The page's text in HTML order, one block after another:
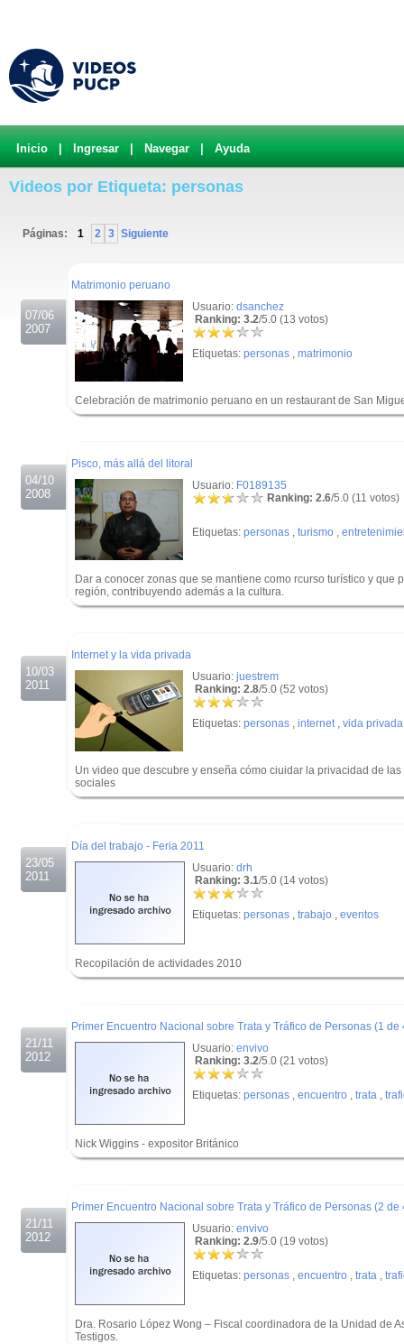
Inicio Ingresar Navegar Ayuda
Videos por Etiqueta: personas
Páginas: 1 2 3 Siguiente
07/06
2007
Matrimonio peruano
Usuario: dsanchez
Ranking: 3.2/5.0 (13 votos)
Etiquetas: personas , matrimonio
Celebración de matrimonio peruano en un restaurant de San
04/10
2008
Pisco, más allá del litoral
Usuario: F0189135
Ranking: 2.6/5.0 (11 votos)
Etiquetas: personas , turismo ,
Dar a conocer zonas que se mantiene como rcurso turístico y que
región, contribuyendo además a la cultura.
10/03
2011
Internet y la vida privada
Usuario: juestrem
Ranking: 2.8/5.0 (52 votos)
Etiquetas: personas , internet, vida privada
Un video que descubre y enseña cómo ciuidar la privacidad de
sociales
23/05
2011
Día del trabajo - Feria 2011
Usuario: drh
Ranking: 3.1/5.0 (14 votos)
Etiquetas: personas , trabajo , eventos
Recopilación de actividades 2010
21/11
2012
Primer Encuentro Nacional sobre Trata y Tráfico de Personas (1 de
Usuario: envivo
Ranking: 3.2/5.0 (21 votos)
Etiquetas: personas , encuentro , trata ,
Nick Wiggins - expositor Británico
21/11
2012
Primer Encuentro Nacional sobre Trata y Tráfico de Personas (2 de
Usuario: envivo
Ranking: 2.9/5.0 (19 votos)
Etiquetas: personas , encuentro , trata ,
Dra. Rosario López Wong – Fiscal coordinadora de la Unidad de
Testigos.